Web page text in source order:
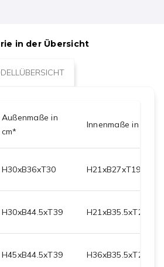
in der Übersicht
Außenmaße in
cm*
Innenmaße in cm
H30xB36xT30 H21xB27xT19.1
H30xB44.5xT39 H21xB35.5xT28.1
H45xB44.5xT39 H36xB35.5xT28.1